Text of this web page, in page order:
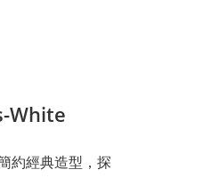
White
約經典造型，探